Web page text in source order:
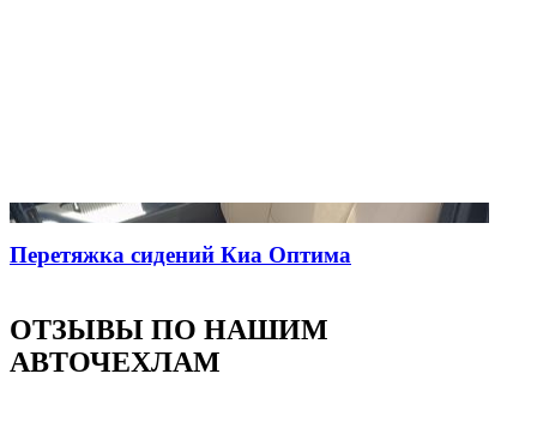
Перетяжка сидений Киа Оптима
ОТЗЫВЫ ПО НАШИМ
АВТОЧЕХЛАМ